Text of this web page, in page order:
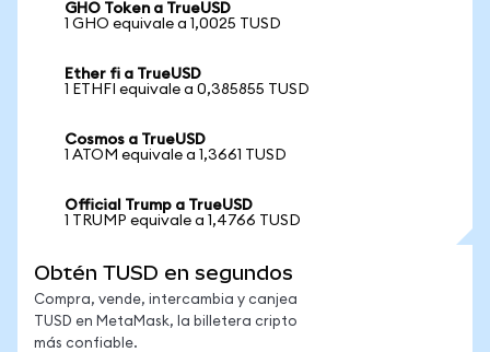
GHO Token a TrueUSD
1 GHO equivale a 1,0025 TUSD
Ether fi a TrueUSD
1 ETHFI equivale a 0,385855 TUSD
Cosmos a TrueUSD
1 ATOM equivale a 1,3661 TUSD
Official Trump a TrueUSD
1 TRUMP equivale a 1,4766 TUSD
Obtén TUSD en segundos
Compra, vende, intercambia y canjea
TUSD en MetaMask, la billetera cripto
más confiable.